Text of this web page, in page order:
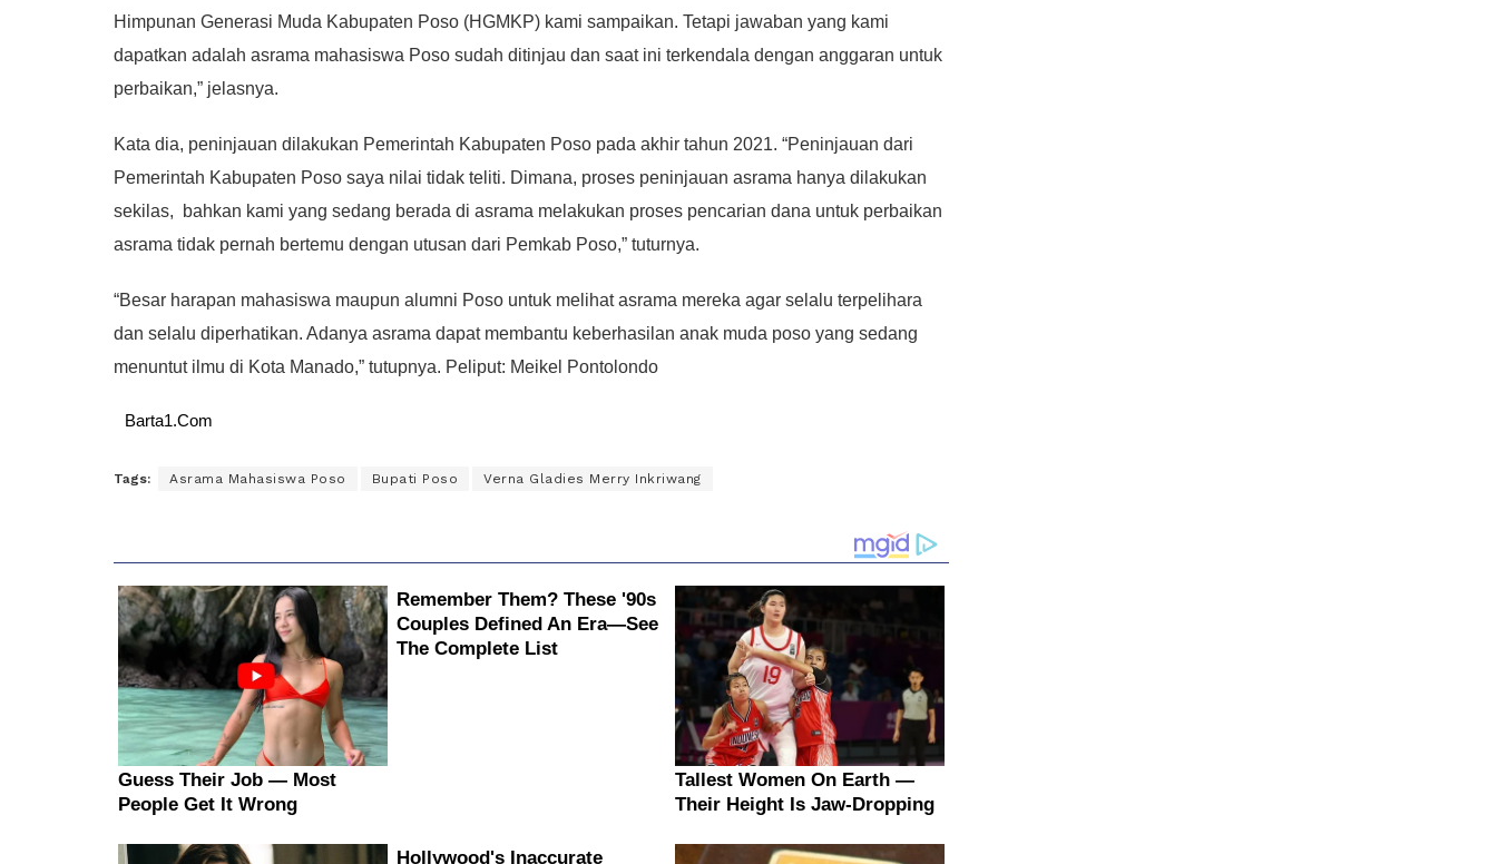
Himpunan Generasi Muda Kabupaten Poso (HGMKP) kami sampaikan. Tetapi jawaban yang kami
dapatkan adalah asrama mahasiswa Poso sudah ditinjau dan saat ini terkendala dengan anggaran untuk
perbaikan,” jelasnya.
Kata dia, peninjauan dilakukan Pemerintah Kabupaten Poso pada akhir tahun 2021. “Peninjauan dari
Pemerintah Kabupaten Poso saya nilai tidak teliti. Dimana, proses peninjauan asrama hanya dilakukan
sekilas, bahkan kami yang sedang berada di asrama melakukan proses pencarian dana untuk perbaikan
asrama tidak pernah bertemu dengan utusan dari Pemkab Poso,” tuturnya.
“Besar harapan mahasiswa maupun alumni Poso untuk melihat asrama mereka agar selalu terpelihara
dan selalu diperhatikan. Adanya asrama dapat membantu keberhasilan anak muda poso yang sedang
menuntut ilmu di Kota Manado,” tutupnya. Peliput: Meikel Pontolondo
Barta1.Com
Tags: Asrama Mahasiswa Poso Bupati Poso Verna Gladies Merry Inkriwang